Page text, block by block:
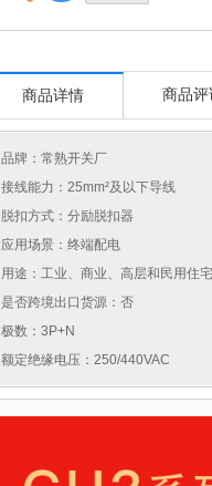
商品详情 商品评
品牌： 常熟开关厂
接线能力：25mm²及以下导线
脱扣方式：分励脱扣器
应用场景：终端配电
用途：工业、商业、高层和民用住
是否跨境出口货源：否
极数：3P+N
额定绝缘电压：250/440VAC